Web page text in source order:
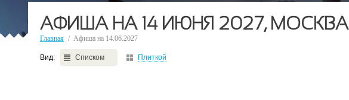
АФИША НА 14 ИЮНЯ 2027, МОСКВА
Главная / Афиша на 14.06.2027
Вид: Списком Плиткой